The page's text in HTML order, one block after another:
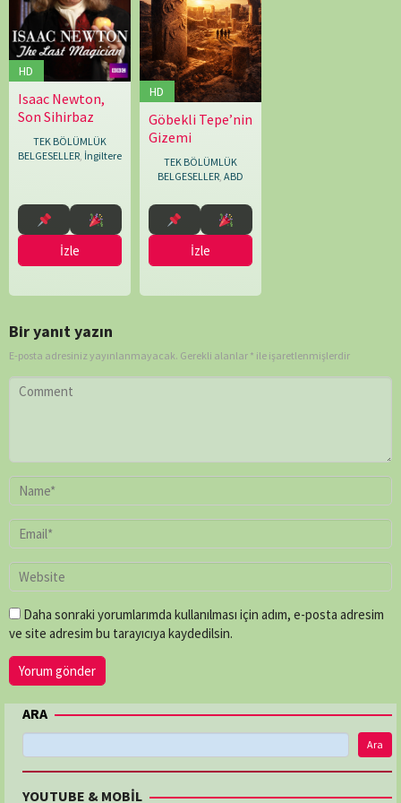
HD
Isaac Newton,
Son Sihirbaz
TEK BÖLÜMLÜK
BELGESELLER, İngiltere
12.04.2013
Renny
Bartlett
İzle
HD
Göbekli Tepe’nin
Gizemi
TEK BÖLÜMLÜK
BELGESELLER, ABD
25.02.2026
Simon
Rawles
İzle
Bir yanıt yazın
E-posta adresiniz yayınlanmayacak. Gerekli alanlar * ile işaretlenmişlerdir
Daha sonraki yorumlarımda kullanılması için adım, e-posta adresim
ve site adresim bu tarayıcıya kaydedilsin.
ARA
Ara
YOUTUBE & MOBİL